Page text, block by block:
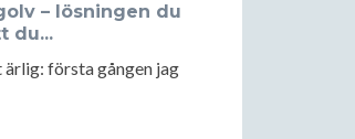
– lösningen du
du...
ärlig: första gången jag